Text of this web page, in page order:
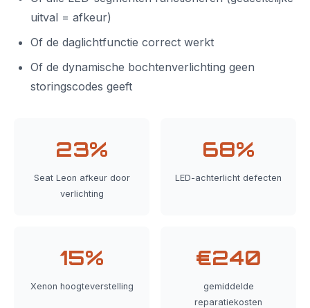
uitval = afkeur)
Of de daglichtfunctie correct werkt
Of de dynamische bochtenverlichting geen
storingscodes geeft
23%
Seat Leon afkeur door
verlichting
68%
LED-achterlicht defecten
15%
Xenon hoogteverstelling
€240
gemiddelde
reparatiekosten